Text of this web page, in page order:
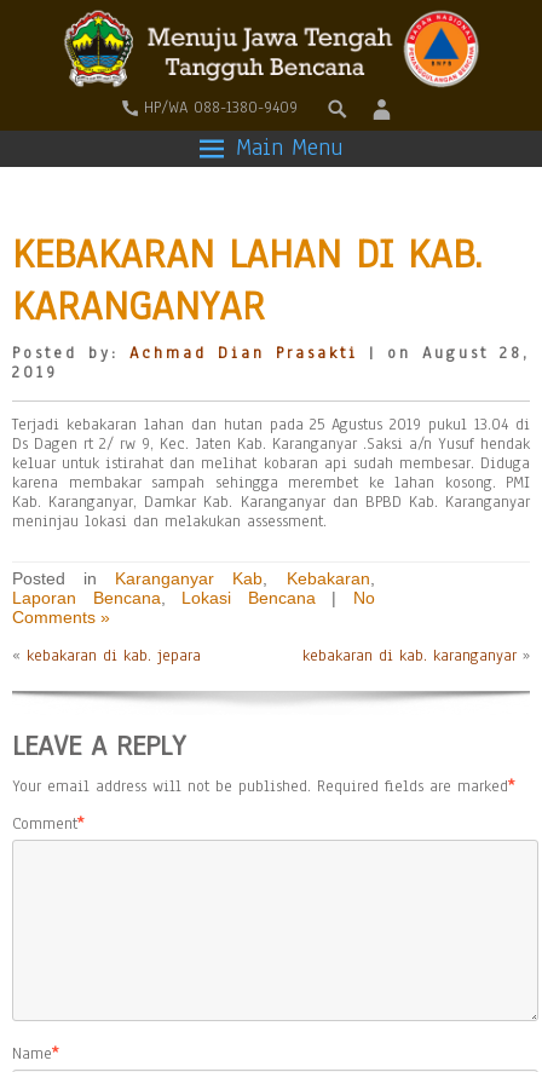
HP/WA 088-1380-9409
Main Menu
KEBAKARAN LAHAN DI KAB.
KARANGANYAR
Posted by: Achmad Dian Prasakti
| on August 28,
2019
Terjadi kebakaran lahan dan hutan pada 25 Agustus 2019 pukul 13.04 di
Ds Dagen rt 2/ rw 9, Kec. Jaten Kab. Karanganyar .Saksi a/n Yusuf hendak
keluar untuk istirahat dan melihat kobaran api sudah membesar. Diduga
karena membakar sampah sehingga merembet ke lahan kosong. PMI
Kab. Karanganyar, Damkar Kab. Karanganyar dan BPBD Kab. Karanganyar
meninjau lokasi dan melakukan assessment.
Posted in Karanganyar Kab Kebakaran
Laporan Bencana
Lokasi Bencana | No
Comments »
« kebakaran di kab. jepara kebakaran di kab. karanganyar »
LEAVE A REPLY
Your email address will not be published. Required fields are marked*
Comment*
Name*